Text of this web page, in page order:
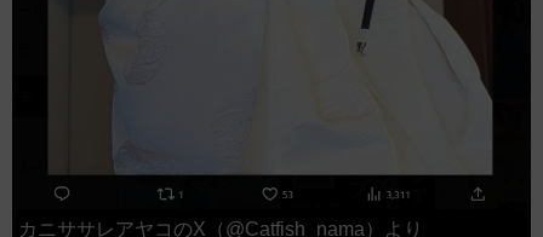
カニササレアヤコのX（@Catfish_nama）より